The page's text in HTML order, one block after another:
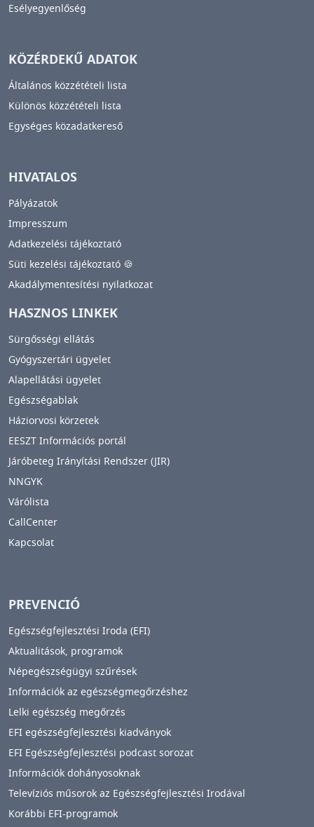
Esélyegyenlőség
KÖZÉRDEKŰ ADATOK
Általános közzétételi lista
Különös közzétételi lista
Egységes közadatkereső
HIVATALOS
Pályázatok
Impresszum
Adatkezelési tájékoztató
Süti kezelési tájékoztató 🍪
Akadálymentesítési nyilatkozat
HASZNOS LINKEK
Sürgősségi ellátás
Gyógyszertári ügyelet
Alapellátási ügyelet
Egészségablak
Háziorvosi körzetek
EESZT Információs portál
Járóbeteg Irányítási Rendszer (JIR)
NNGYK
Várólista
CallCenter
Kapcsolat
PREVENCIÓ
Egészségfejlesztési Iroda (EFI)
Aktualitások, programok
Népegészségügyi szűrések
Információk az egészségmegőrzéshez
Lelki egészség megőrzés
EFI egészségfejlesztési kiadványok
EFI Egészségfejlesztési podcast sorozat
Információk dohányosoknak
Televíziós műsorok az Egészségfejlesztési Irodával
Korábbi EFI-programok